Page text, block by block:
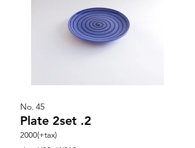
No. 45
Plate 2set .2
2000(+tax)